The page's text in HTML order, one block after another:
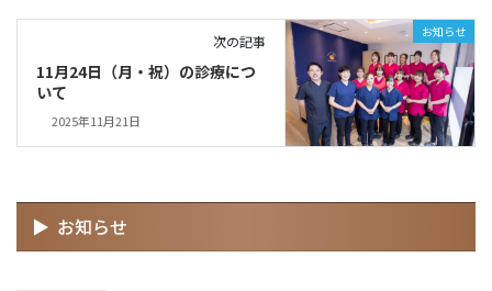
お知らせ
次の記事
11月24日（月・祝）の診療につ
いて
2025年11月21日
お知らせ